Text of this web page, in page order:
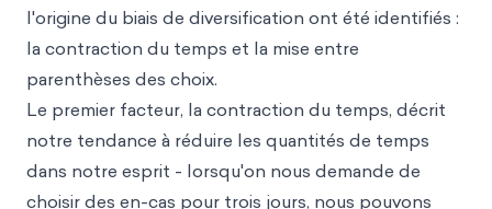
l'origine du biais de diversification ont été identifiés :
la contraction du temps et la mise entre
parenthèses des choix.
Le premier facteur, la contraction du temps, décrit
notre tendance à réduire les quantités de temps
dans notre esprit - lorsqu'on nous demande de
choisir des en-cas pour trois jours, nous pouvons